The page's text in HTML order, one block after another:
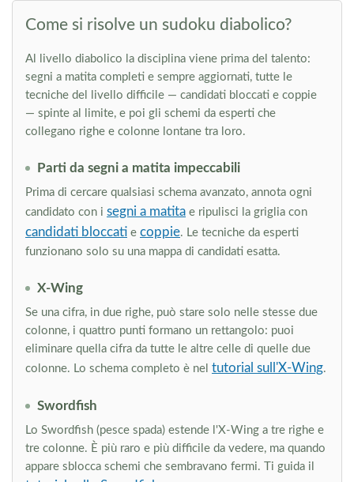
Come si risolve un sudoku diabolico?
Al livello diabolico la disciplina viene prima del talento:
segni a matita completi e sempre aggiornati, tutte le
tecniche del livello difficile — candidati bloccati e coppie
— spinte al limite, e poi gli schemi da esperti che
collegano righe e colonne lontane tra loro.
Parti da segni a matita impeccabili
Prima di cercare qualsiasi schema avanzato, annota ogni
candidato con i segni a matita e ripulisci la griglia con
candidati bloccati e coppie. Le tecniche da esperti
funzionano solo su una mappa di candidati esatta.
X-Wing
Se una cifra, in due righe, può stare solo nelle stesse due
colonne, i quattro punti formano un rettangolo: puoi
eliminare quella cifra da tutte le altre celle di quelle due
colonne. Lo schema completo è nel tutorial sull'X-Wing.
Swordfish
Lo Swordfish (pesce spada) estende l'X-Wing a tre righe e
tre colonne. È più raro e più difficile da vedere, ma quando
appare sblocca schemi che sembravano fermi. Ti guida il